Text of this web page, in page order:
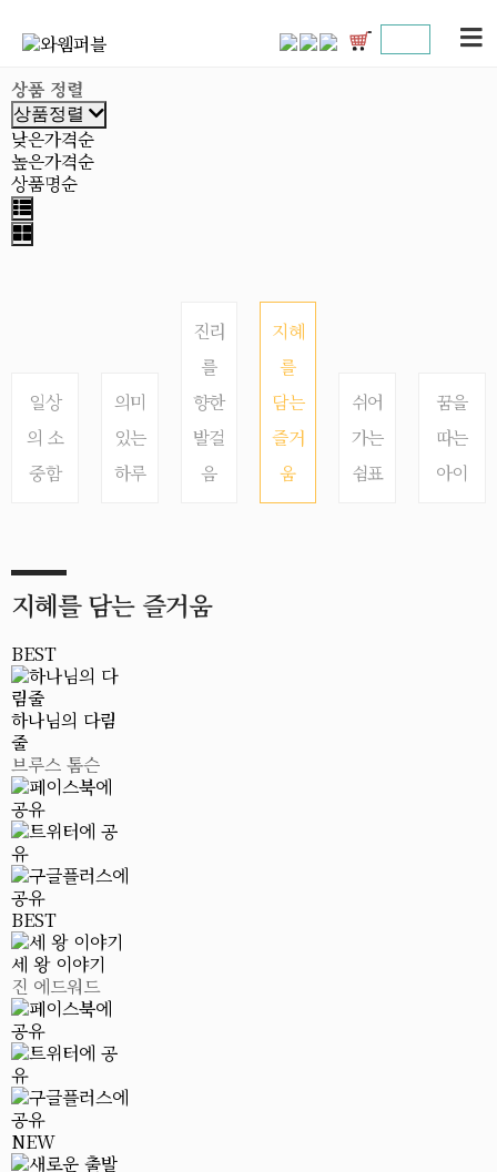
상품 정렬
상품정렬
낮은가격순
높은가격순
상품명순
일상
의 소
중함
의미
있는
하루
진리
를
향한
발걸
음
지혜
를
담는
즐거
움
쉬어
가는
쉼표
꿈을
따는
아이
지혜를 담는 즐거움
BEST
하나님의 다림
줄
브루스 톰슨
BEST
세 왕 이야기
진 에드워드
NEW